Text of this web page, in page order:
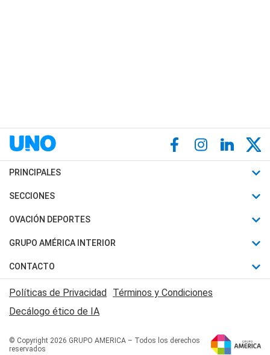
PRINCIPALES
Últimas Noticias
Política
Judiciales
Economia
SECCIONES
Horóscopo
Motores
Trucos caseros
Series y Películas
Edictos y Solicitadas
OVACIÓN DEPORTES
Fútbol
Mundial
Automovilismo
Rugby
Básquet
GRUPO AMÉRICA INTERIOR
Canal 7 en Vivo
San Juan 8
CONTACTO
Acerca de Nosotros
Contactanos
Políticas de Privacidad Términos y Condiciones
Decálogo ético de IA
© Copyright 2026 GRUPO AMERICA – Todos los derechos
reservados